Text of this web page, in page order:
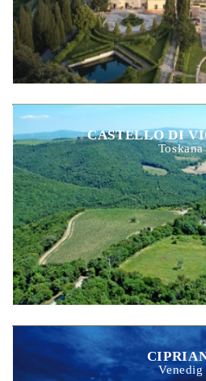
CASTELLO DI
Toskana
Venedig